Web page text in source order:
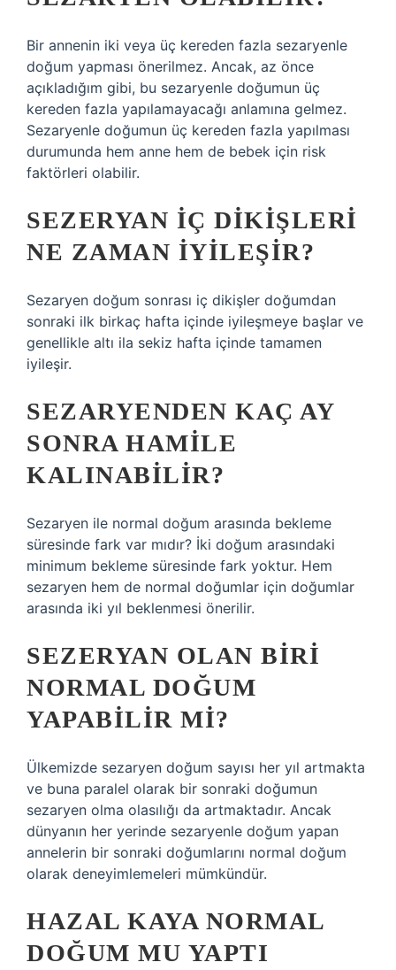
Bir annenin iki veya üç kereden fazla sezaryenle
doğum yapması önerilmez. Ancak, az önce
açıkladığım gibi, bu sezaryenle doğumun üç
kereden fazla yapılamayacağı anlamına gelmez.
Sezaryenle doğumun üç kereden fazla yapılması
durumunda hem anne hem de bebek için risk
faktörleri olabilir.
SEZERYAN IÇ DIKIŞLERI
NE ZAMAN IYILEŞIR?
Sezaryen doğum sonrası iç dikişler doğumdan
sonraki ilk birkaç hafta içinde iyileşmeye başlar ve
genellikle altı ila sekiz hafta içinde tamamen
iyileşir.
SEZARYENDEN KAÇ AY
SONRA HAMILE
KALINABILIR?
Sezaryen ile normal doğum arasında bekleme
süresinde fark var mıdır? İki doğum arasındaki
minimum bekleme süresinde fark yoktur. Hem
sezaryen hem de normal doğumlar için doğumlar
arasında iki yıl beklenmesi önerilir.
SEZERYAN OLAN BIRI
NORMAL DOĞUM
YAPABILIR MI?
Ülkemizde sezaryen doğum sayısı her yıl artmakta
ve buna paralel olarak bir sonraki doğumun
sezaryen olma olasılığı da artmaktadır. Ancak
dünyanın her yerinde sezaryenle doğum yapan
annelerin bir sonraki doğumlarını normal doğum
olarak deneyimlemeleri mümkündür.
HAZAL KAYA NORMAL
DOĞUM MU YAPTI